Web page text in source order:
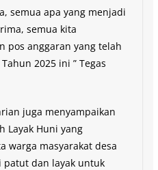
semua apa yang menjadi
semua kita
pos anggaran yang telah
2025 ini ” Tegas
juga menyampaikan
Layak Huni yang
warga masyarakat desa
dan layak untuk